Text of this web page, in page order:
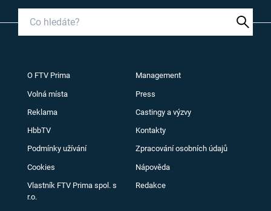
O FTV Prima Management
Volná místa Press
Reklama Castingy a výzvy
HbbTV Kontakty
Podmínky užívání Zpracování osobních údajů
Cookies Nápověda
Vlastník FTV Prima spol. s
r.o.
Redakce